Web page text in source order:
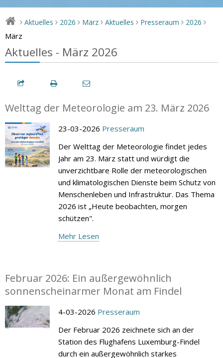
> Aktuelles > 2026 > März > Aktuelles > Presseraum > 2026 >
März
Aktuelles - März 2026
Welttag der Meteorologie am 23. März 2026
23-03-2026 Presseraum
Der Welttag der Meteorologie findet jedes
Jahr am 23. März statt und würdigt die
unverzichtbare Rolle der meteorologischen
und klimatologischen Dienste beim Schutz von
Menschenleben und Infrastruktur. Das Thema
2026 ist „Heute beobachten, morgen
schützen".
Mehr Lesen
Februar 2026: Ein außergewöhnlich
sonnenscheinarmer Monat am Findel
4-03-2026 Presseraum
Der Februar 2026 zeichnete sich an der
Station des Flughafens Luxemburg-Findel
durch ein außergewöhnlich starkes